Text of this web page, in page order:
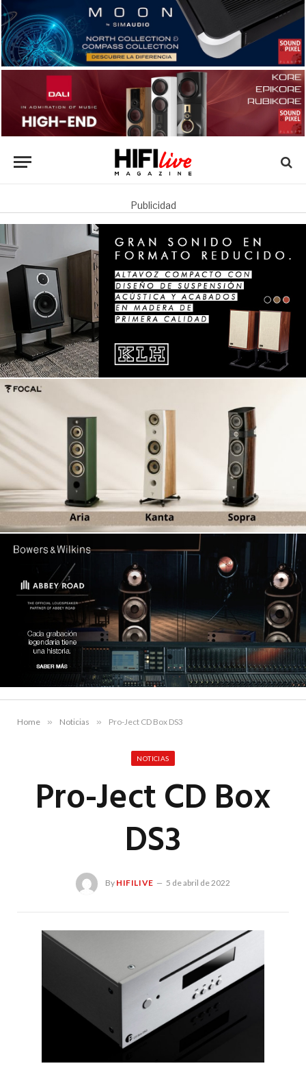
Publicidad
Home » Noticias » Pro-Ject CD Box DS3
NOTICIAS
Pro-Ject CD Box
DS3
By HIFILIVE 5 de abril de 2022